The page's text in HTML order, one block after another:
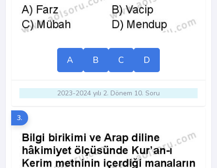
A B C D
2023-2024 yılı 2. Dönem 10. Soru
3.